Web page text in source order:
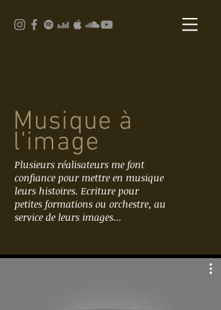
Musique à
l'image
Plusieurs réalisateurs me font
confiance pour mettre en musique
leurs histoires. Ecriture pour
petites formations ou orchestre, au
service de leurs images...